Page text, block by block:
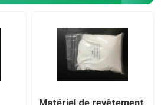
Matériel de revêtement